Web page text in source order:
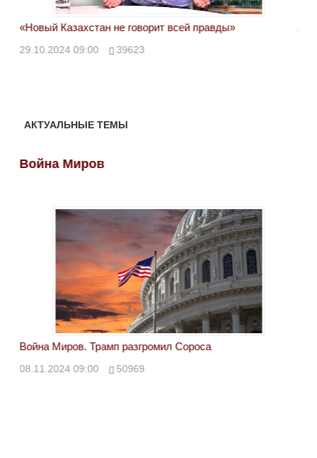
«Новый Казахстан не говорит всей правды»
29.10.2024 09:00 39623
АКТУАЛЬНЫЕ ТЕМЫ
Война Миров
Война Миров. Трамп разгромил Сороса
08.11.2024 09:00 50969